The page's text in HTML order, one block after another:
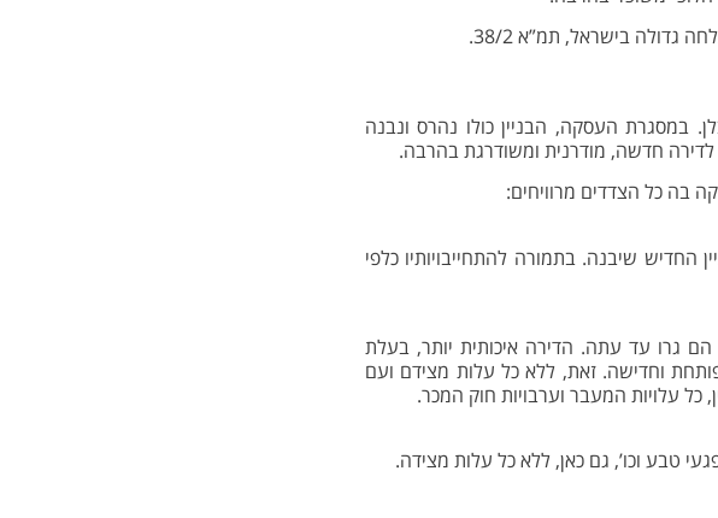
בישראל, תמ”א 38/2.
הקבלן. במסגרת העסקה, הבניין כולו נהרס ונבנה
לדירה חדשה, מודרנית ומשודרגת בהרבה.
החדיש שיבנה. בתמורה להתחייבויותיו כלפי
הם גרו עד עתה. הדירה איכותית יותר, בעלת
וחדישה. זאת, ללא כל עלות מצידם ועם
כל עלויות המעבר וערבויות חוק המכר.
טבע וכו’, גם כאן, ללא כל עלות מצידה.